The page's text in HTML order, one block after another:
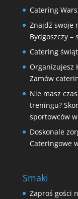
Catering
Znajdź swoje
Bydgoszczy –
Catering
Organizujesz
Zamów
Nie masz
treningu?
sportowców
Doskonale
Cateringowe
Smaki
Zaproś gości